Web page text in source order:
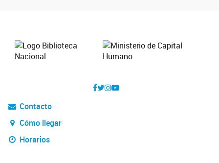
Contacto
Cómo llegar
Horarios